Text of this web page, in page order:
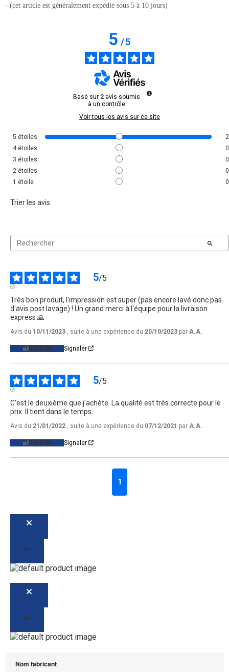
- (cet article est généralement expédié sous 5 à 10 jours)
5/5
Basé sur 2 avis soumis
à un contrôle
Voir tous les avis sur ce site
5 étoiles
2
4 étoiles
0
3 étoiles
0
2 étoiles
0
1 étoile 0
Trier les avis
5/5
Très bon produit, l'impression est super (pas encore lavé donc pas
d'avis post lavage) ! Un grand merci à l'équipe pour la livraison
express 🙏
Avis du 10/11/2023 , suite à une expérience du 20/10/2023 par A.A.
UTILE(0) Signaler
5/5
C'est le deuxième que j'achète. La qualité est très correcte pour le
prix. Il tient dans le temps.
Avis du 21/01/2022 , suite à une expérience du 07/12/2021 par A.A.
UTILE(0) Signaler
1
Nom fabricant